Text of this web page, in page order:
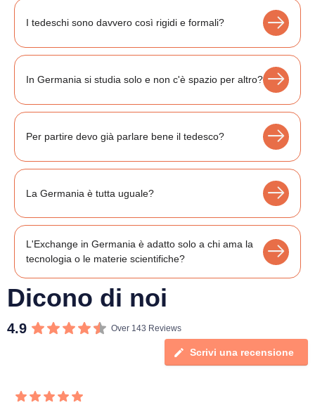
I tedeschi sono davvero così rigidi e formali?
In Germania si studia solo e non c'è spazio per altro?
Per partire devo già parlare bene il tedesco?
La Germania è tutta uguale?
L'Exchange in Germania è adatto solo a chi ama la
tecnologia o le materie scientifiche?
Dicono di noi
4.9 Over 143 Reviews
Scrivi una recensione